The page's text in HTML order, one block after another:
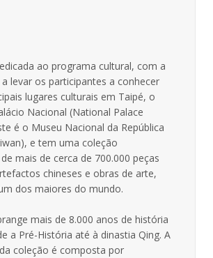
ao programa cultural, com a
levar os participantes a conhecer
lugares culturais em Taipé, o
Nacional (National Palace
é o Museu Nacional da República
e tem uma coleção
mais de cerca de 700.000 peças
chineses e obras de arte,
dos maiores do mundo.
mais de 8.000 anos de história
a Pré-História até à dinastia Qing. A
coleção é composta por